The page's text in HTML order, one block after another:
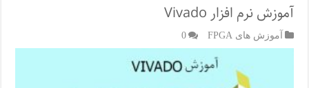
آموزش نرم افزار Vivado
آموزش های FPGA 0